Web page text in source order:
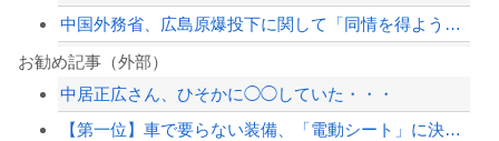
中国外務省、広島原爆投下に関して「同情を得ようと核被害者の立場を政治利用」と主張...
20代「50年ローンでええやろ」←これマジ？？？
東大「貯金あと数年で尽きます」→研究者削減へ…
お勧め記事（外部）
中居正広さん、ひそかに◯◯していた・・・
【第一位】車で要らない装備、「電動シート」に決まる・・・